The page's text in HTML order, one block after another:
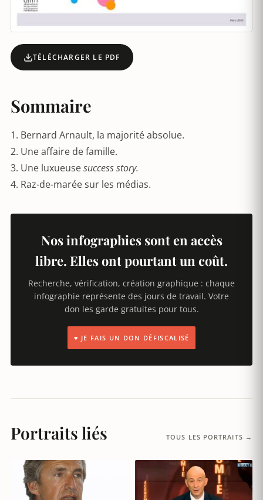
TÉLÉCHARGER LE PDF
Sommaire
1. Bernard Arnault, la majorité absolue.
2. Une affaire de famille.
3. Une luxueusesuccess story.
4. Raz-de-marée sur les médias.
Nos infographies sont en accès
libre. Elles ont pourtant un coût.
Recherche, vérification, création graphique : chaque
infographie représente des jours de travail. Votre
don les garde gratuites pour tous.
♥ JE FAIS UN DON DÉFISCALISÉ
Portraits liés TOUS LES PORTRAITS →